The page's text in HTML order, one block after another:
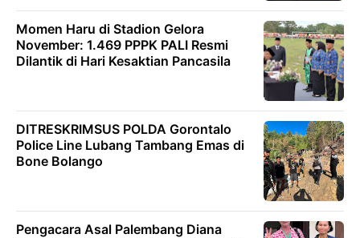
Momen Haru di Stadion Gelora
November: 1.469 PPPK PALI Resmi
Dilantik di Hari Kesaktian Pancasila
DITRESKRIMSUS POLDA Gorontalo
Police Line Lubang Tambang Emas di
Bone Bolango
Pengacara Asal Palembang Diana